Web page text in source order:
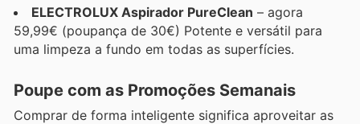
ELECTROLUX Aspirador PureClean – agora
59,99€ (poupança de 30€) Potente e versátil para
uma limpeza a fundo em todas as superfícies.
Poupe com as Promoções Semanais
Comprar de forma inteligente significa aproveitar as